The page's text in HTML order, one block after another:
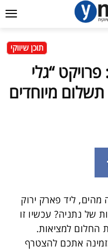
תוכן שיווקי
פרויקט “גלי
מיוחדים
ליד פארק ירוק
של נתניה? עכשיו זו
החלום למציאות.
אתכם להצטרף